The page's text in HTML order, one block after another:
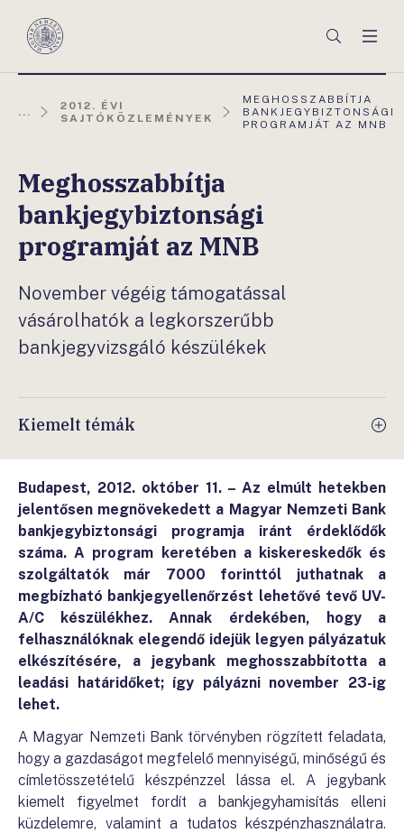
Magyar
Keresés
...
2012. ÉVI
SAJTÓKÖZLEMÉNYEK
AKTUÁLIS
OLDAL:
MEGHOSSZABBÍTJA
BANKJEGYBIZTONSÁGI
PROGRAMJÁT AZ MNB
Meghosszabbítja
bankjegybiztonsági
programját az MNB
November végéig támogatással
vásárolhatók a legkorszerűbb
bankjegyvizsgáló készülékek
Kiemelt témák
Budapest, 2012. október 11. – Az elmúlt hetekben
jelentősen megnövekedett a Magyar Nemzeti Bank
bankjegybiztonsági programja iránt érdeklődők
száma. A program keretében a kiskereskedők és
szolgáltatók már 7000 forinttól juthatnak a
megbízható bankjegyellenőrzést lehetővé tevő UV-
A/C készülékhez. Annak érdekében, hogy a
felhasználóknak elegendő idejük legyen pályázatuk
elkészítésére, a jegybank meghosszabbította a
leadási határidőket; így pályázni november 23-ig
lehet.
A Magyar Nemzeti Bank törvényben rögzített feladata,
hogy a gazdaságot megfelelő mennyiségű, minőségű és
címletösszetételű készpénzzel lássa el. A jegybank
kiemelt figyelmet fordít a bankjegyhamisítás elleni
küzdelemre, valamint a tudatos készpénzhasználatra.